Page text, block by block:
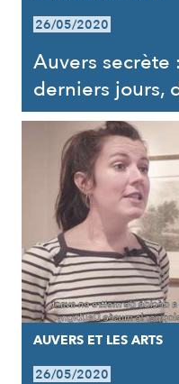
26/05/2020
Auvers secrète
derniers jours,
AUVERS ET LES ARTS
26/05/2020